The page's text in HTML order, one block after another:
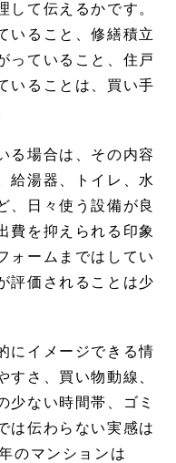
して伝えるかです。
いること、修繕積立
っていること、住戸
いることは、買い手
る場合は、その内容
給湯器、トイレ、水
、日々使う設備が良
費を抑えられる印象
ォームまではしてい
評価されることは少
にイメージできる情
すさ、買い物動線、
少ない時間帯、ゴミ
は伝わらない実感は
のマンションは